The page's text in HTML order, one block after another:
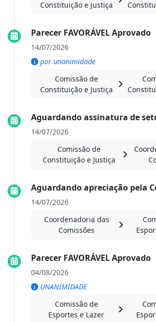
Constituição e Justiça
Parecer FAVORÁVEL Aprovado
14/07/2026
por unanimidade
Comissão de
Constituição e Justiça
Aguardando assinatura de
14/07/2026
Comissão de
Constituição e Justiça
Aguardando apreciação pela
14/07/2026
Coordenadoria das
Comissões
Parecer FAVORÁVEL Aprovado
04/08/2026
UNANIMIDADE
Comissão de
Esportes e Lazer